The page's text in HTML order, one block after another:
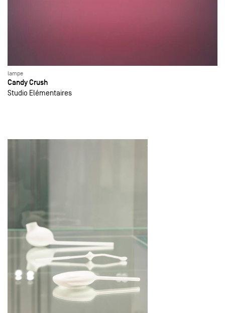
lampe
Candy Crush
Studio Elémentaires